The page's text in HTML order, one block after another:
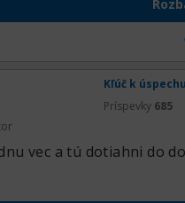
Kľúč k úspechu
Príspevky 685
vec a tú dotiahni do